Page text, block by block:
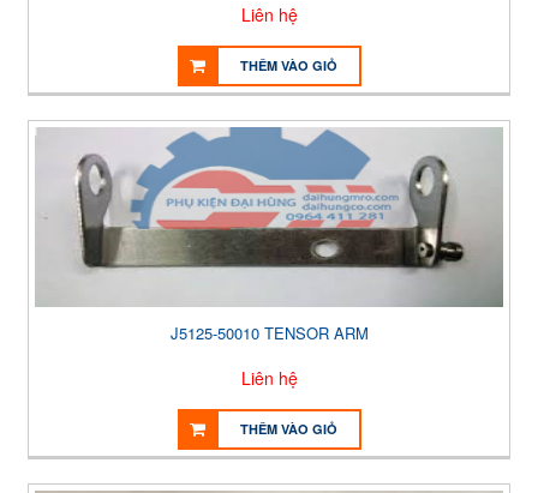
Liên hệ
THÊM VÀO GIỎ
J5125-50010 TENSOR ARM
Liên hệ
THÊM VÀO GIỎ